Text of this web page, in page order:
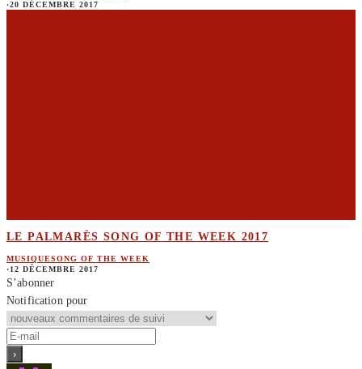
·20 DÉCEMBRE 2017
LE PALMARÈS SONG OF THE WEEK 2017
MUSIQUESONG OF THE WEEK
·12 DÉCEMBRE 2017
S’abonner
Notification pour